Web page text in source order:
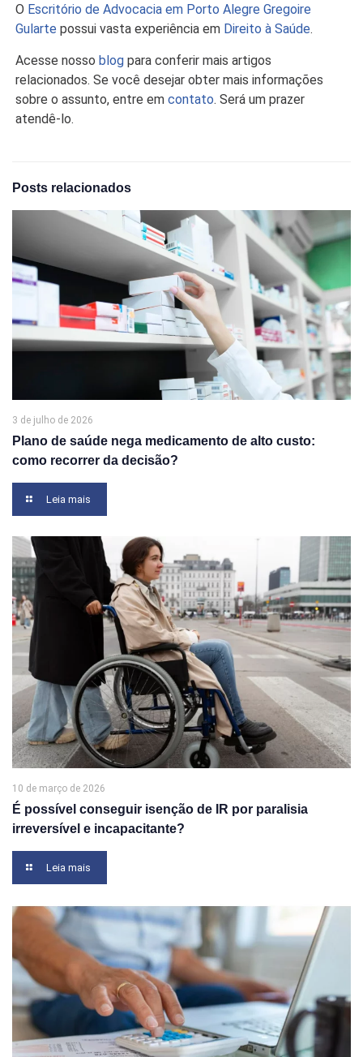
O Escritório de Advocacia em Porto Alegre Gregoire
Gularte possui vasta experiência em Direito à Saúde.
Acesse nossoblog para conferir mais artigos
relacionados. Se você desejar obter mais informações
sobre o assunto, entre emcontato. Será um prazer
atendê-lo.
Posts relacionados
3 de julho de 2026
Plano de saúde nega medicamento de alto custo:
como recorrer da decisão?
Leia mais
10 de março de 2026
É possível conseguir isenção de IR por paralisia
irreversível e incapacitante?
Leia mais